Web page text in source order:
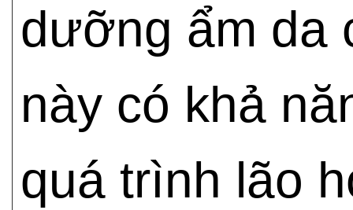
dưỡng ẩm da
này có khả
quá trình lão